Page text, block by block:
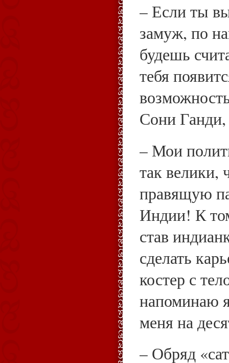
– Если ты
замуж, по
будешь
тебя
Сони
– Мои
так велики,
правящую
Индии! К
став
сделать
костер с
напоминаю
меня на
– Обряд